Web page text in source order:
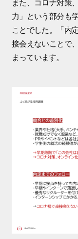
また、コロナ対策
力」という部分も
ことでした。「内
接会えないことで
まっています。